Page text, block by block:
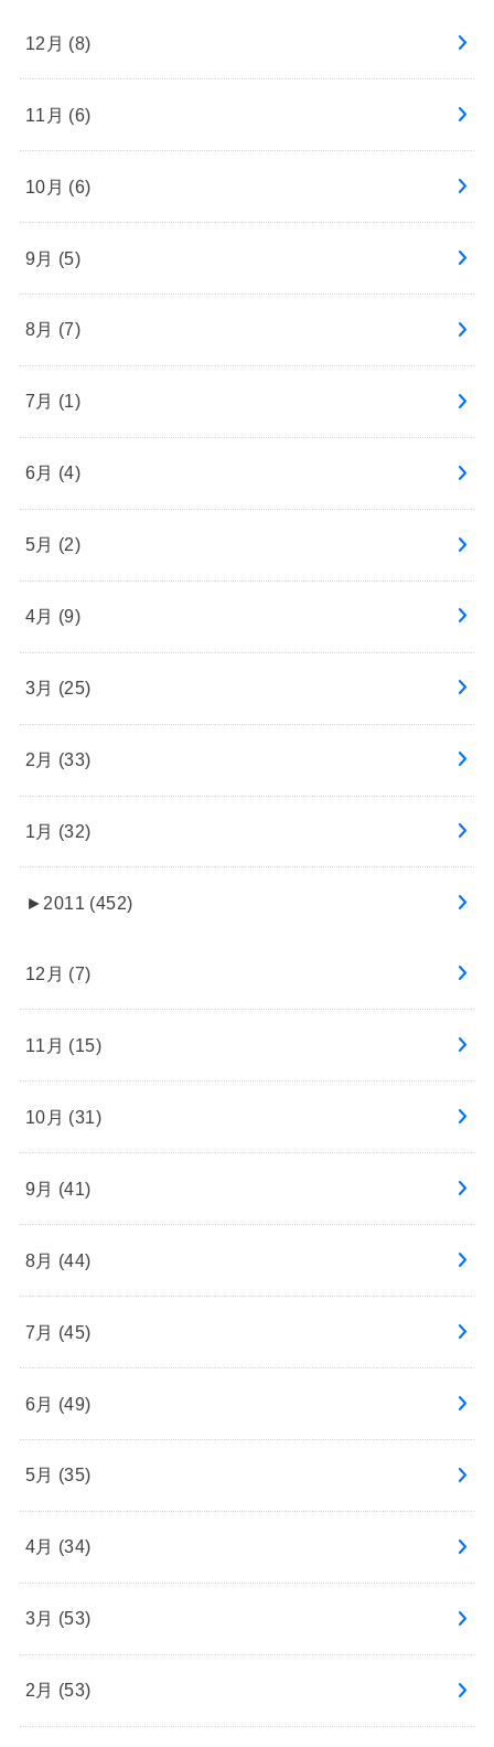
12月 (8)
11月 (6)
10月 (6)
9月 (5)
8月 (7)
7月 (1)
6月 (4)
5月 (2)
4月 (9)
3月 (25)
2月 (33)
1月 (32)
► 2011 (452)
12月 (7)
11月 (15)
10月 (31)
9月 (41)
8月 (44)
7月 (45)
6月 (49)
5月 (35)
4月 (34)
3月 (53)
2月 (53)